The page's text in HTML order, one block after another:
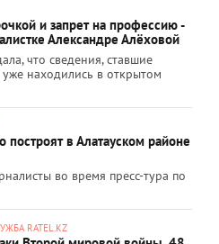
и запрет на профессию -
Александре Алёховой
что сведения, ставшие
находились в открытом
построят в Алатауском районе
во время пресс-тура по
RATEL.KZ